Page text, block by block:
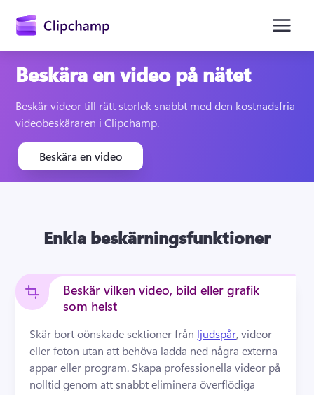
huvudinnehåll
Logga in
Beskära en video på nätet
Beskär videor till rätt storlek snabbt med den kostnadsfria
videobeskäraren i Clipchamp.
Beskära en video
Enkla beskärningsfunktioner
Beskär vilken video, bild eller grafik
som helst
Skär bort oönskade sektioner från ljudspår, videor
eller foton utan att behöva ladda ned några externa
appar eller program. Skapa professionella videor på
nolltid genom att snabbt eliminera överflödiga